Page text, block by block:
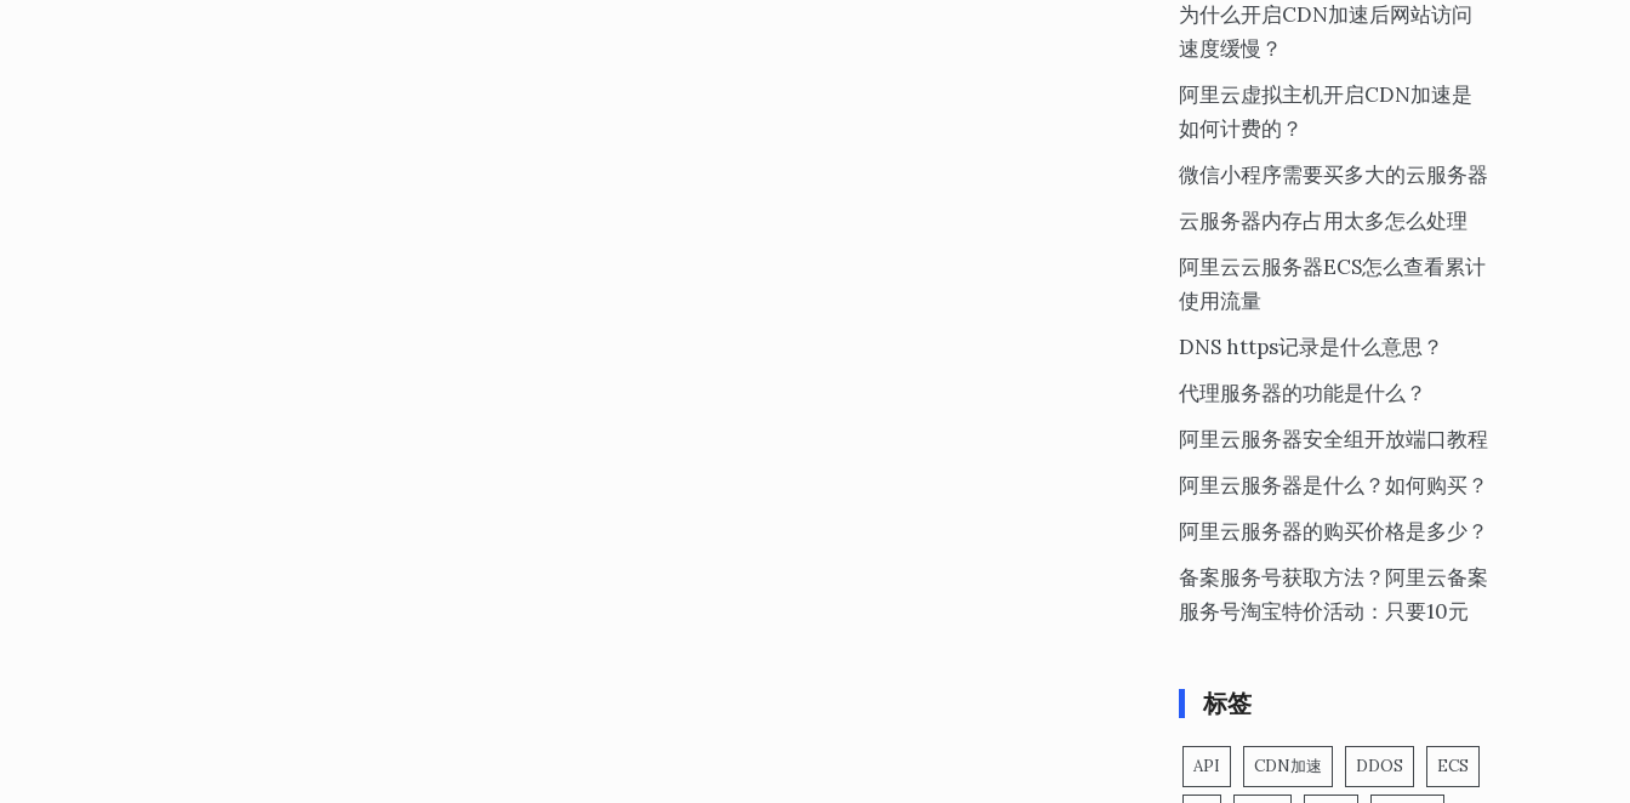
为什么开启CDN加速后网站访问
速度缓慢？
阿里云虚拟主机开启CDN加速是
如何计费的？
微信小程序需要买多大的云服务器
云服务器内存占用太多怎么处理
阿里云云服务器ECS怎么查看累计
使用流量
DNS https记录是什么意思？
代理服务器的功能是什么？
阿里云服务器安全组开放端口教程
阿里云服务器是什么？如何购买？
阿里云服务器的购买价格是多少？
备案服务号获取方法？阿里云备案
服务号淘宝特价活动：只要10元
标签
API CDN加速 DDOS ECS